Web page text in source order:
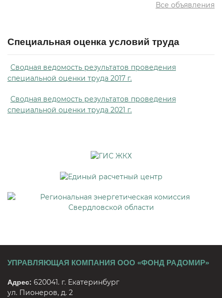
Все объявления
Специальная оценка условий труда
Сводная ведомость результатов проведения
специальной оценки труда 2017 г.
Сводная ведомость результатов проведения
специальной оценки труда 2021 г.
УПРАВЛЯЮЩАЯ КОМПАНИЯ ООО «ФОНД РАДОМИР»
Адрес: 620041. г. Екатеринбург
ул. Пионеров, д. 2